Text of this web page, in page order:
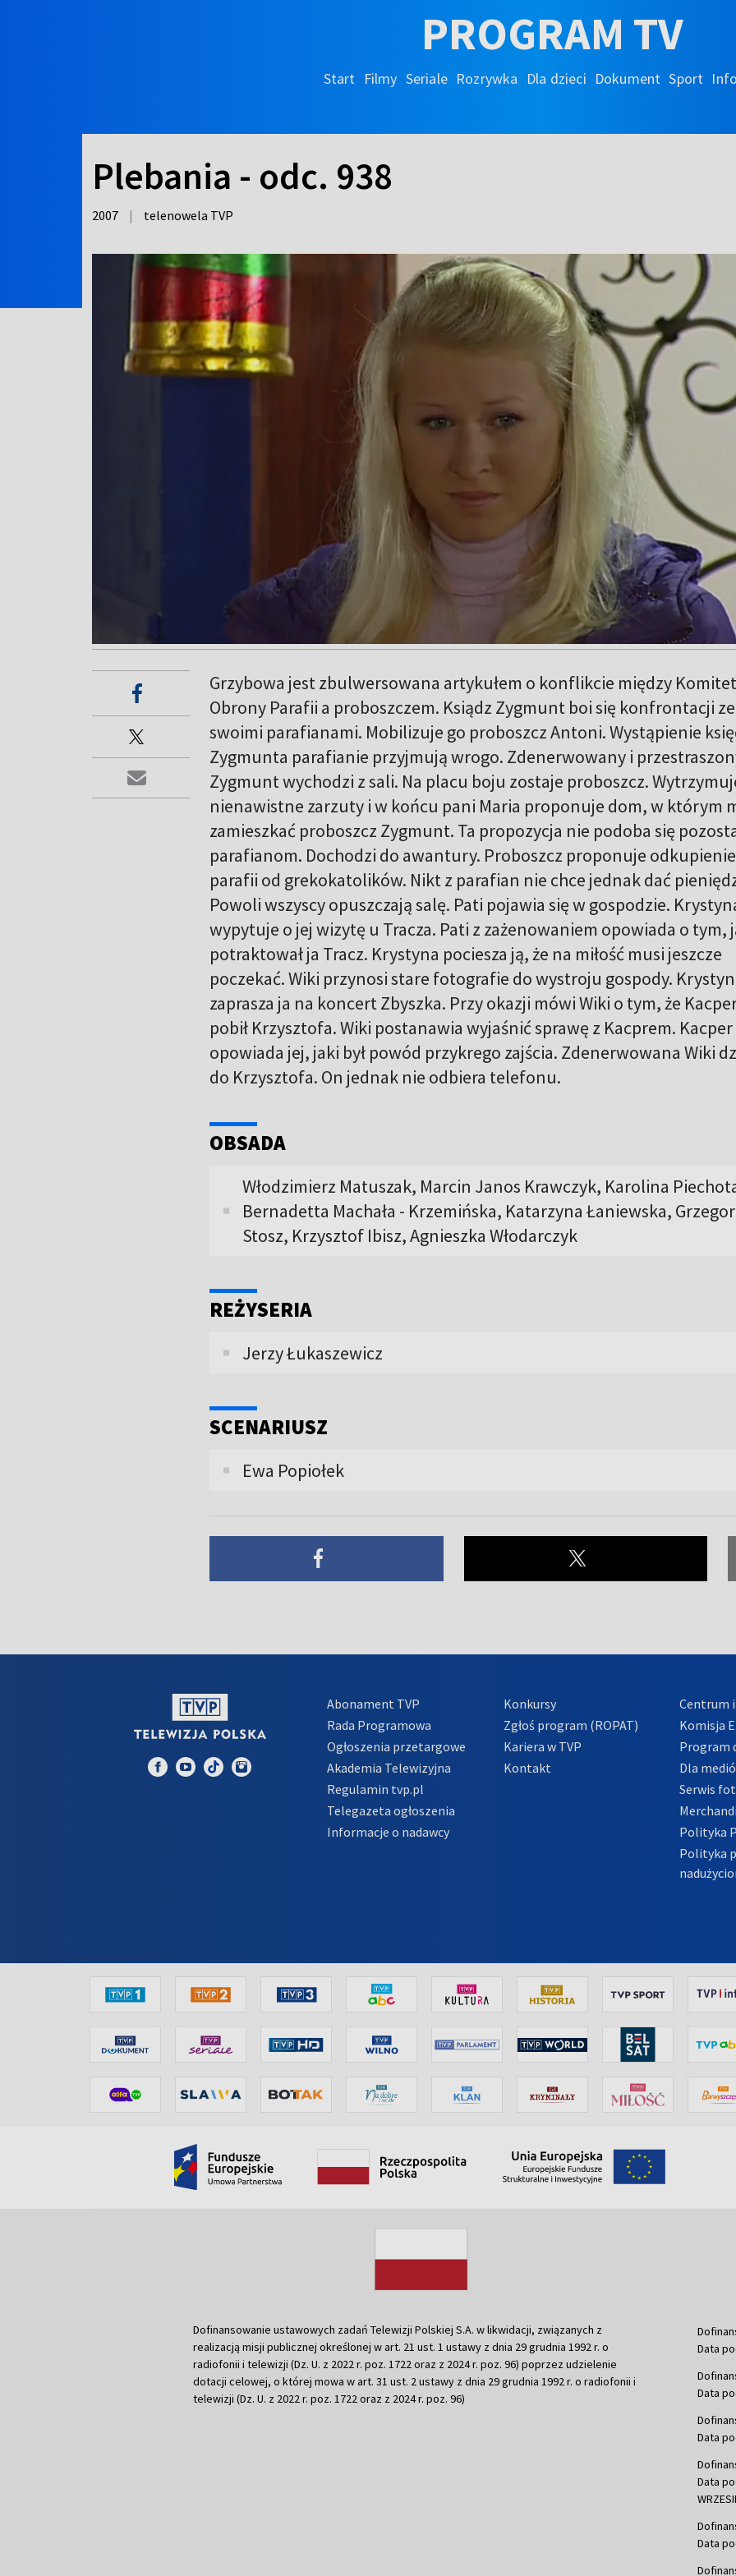
PROGRAM TV
Start Filmy Seriale Rozrywka Dla dzieci Dokument Sport
Plebania - odc. 938
2007 | telenowela TVP
Grzybowa jest zbulwersowana artykułem o konflikcie między
Obrony Parafii a proboszczem. Ksiądz Zygmunt boi się konfrontacji ze
swoimi parafianami. Mobilizuje go proboszcz Antoni. Wystąpienie
Zygmunta parafianie przyjmują wrogo. Zdenerwowany i
Zygmunt wychodzi z sali. Na placu boju zostaje proboszcz.
nienawistne zarzuty i w końcu pani Maria proponuje dom, w którym
zamieszkać proboszcz Zygmunt. Ta propozycja nie podoba się
parafianom. Dochodzi do awantury. Proboszcz proponuje odkupienie
parafii od grekokatolików. Nikt z parafian nie chce jednak dać
Powoli wszyscy opuszczają salę. Pati pojawia się w gospodzie.
wypytuje o jej wizytę u Tracza. Pati z zażenowaniem opowiada o tym,
potraktował ja Tracz. Krystyna pociesza ją, że na miłość musi jeszcze
poczekać. Wiki przynosi stare fotografie do wystroju gospody.
zaprasza ja na koncert Zbyszka. Przy okazji mówi Wiki o tym, że
pobił Krzysztofa. Wiki postanawia wyjaśnić sprawę z Kacprem. Kacper
opowiada jej, jaki był powód przykrego zajścia. Zdenerwowana Wiki
do Krzysztofa. On jednak nie odbiera telefonu.
OBSADA
Włodzimierz Matuszak, Marcin Janos Krawczyk, Karolina
Bernadetta Machała - Krzemińska, Katarzyna Łaniewska,
Stosz, Krzysztof Ibisz, Agnieszka Włodarczyk
REŻYSERIA
Jerzy Łukaszewicz
SCENARIUSZ
Ewa Popiołek
Abonament TVP
Rada Programowa
Ogłoszenia przetargowe
Akademia Telewizyjna
Regulamin tvp.pl
Telegazeta ogłoszenia
Informacje o nadawcy
Konkursy
Zgłoś program (ROPAT)
Kariera w TVP
Kontakt
Centrum
Komisja
Program
Dla
Serwis
Polityka
Polityka
Dofinansowanie ustawowych zadań Telewizji Polskiej S.A. w likwidacji, związanych z
realizacją misji publicznej określonej w art. 21 ust. 1 ustawy z dnia 29 grudnia 1992 r. o
radiofonii i telewizji (Dz. U. z 2022 r. poz. 1722 oraz z 2024 r. poz. 96) poprzez udzielenie
dotacji celowej, o której mowa w art. 31 ust. 2 ustawy z dnia 29 grudnia 1992 r. o radiofonii i
telewizji (Dz. U. z 2022 r. poz. 1722 oraz z 2024 r. poz. 96)
Data
Data
Data
Data
Data